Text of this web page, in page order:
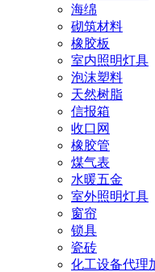
海绵
砌筑材料
橡胶板
室内照明灯具
泡沫塑料
天然树脂
信报箱
收口网
橡胶管
煤气表
水暖五金
室外照明灯具
窗帘
锁具
瓷砖
化工设备代理